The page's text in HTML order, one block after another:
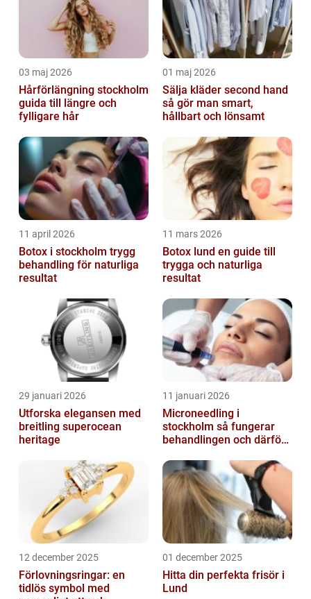
03 maj 2026
Hårförlängning stockholm
guida till längre och
fylligare hår
01 maj 2026
Sälja kläder second hand
så gör man smart,
hållbart och lönsamt
11 april 2026
Botox i stockholm trygg
behandling för naturliga
resultat
11 mars 2026
Botox lund en guide till
trygga och naturliga
resultat
29 januari 2026
Utforska elegansen med
breitling superocean
heritage
11 januari 2026
Microneedling i
stockholm så fungerar
behandlingen och därför
12 december 2025
Förlovningsringar: en
tidlös symbol med
01 december 2025
Hitta din perfekta frisör i
Lund